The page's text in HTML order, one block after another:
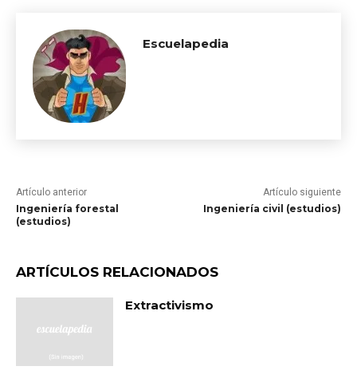
Escuelapedia
Artículo anterior
Ingeniería forestal
(estudios)
Artículo siguiente
Ingeniería civil (estudios)
ARTÍCULOS RELACIONADOS
Extractivismo